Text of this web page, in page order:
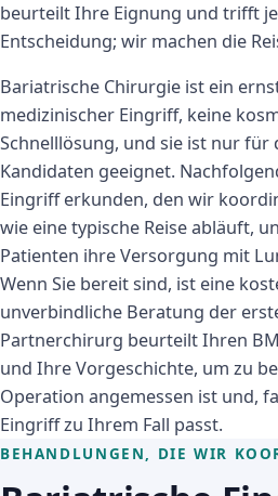
beurteilt Ihre Eignung und trifft
Entscheidung; wir machen die
Bariatrische Chirurgie ist ein
medizinischer Eingriff, keine
Schnelllösung, und sie ist nur für
Kandidaten geeignet.
Eingriff erkunden, den wir
wie eine typische Reise abläuft,
Patienten ihre Versorgung mit
Wenn Sie bereit sind, ist eine
unverbindliche Beratung der
Partnerchirurg beurteilt Ihren
und Ihre Vorgeschichte, um zu
Operation angemessen ist und,
Eingriff zu Ihrem Fall passt.
BEHANDLUNGEN, DIE WIR